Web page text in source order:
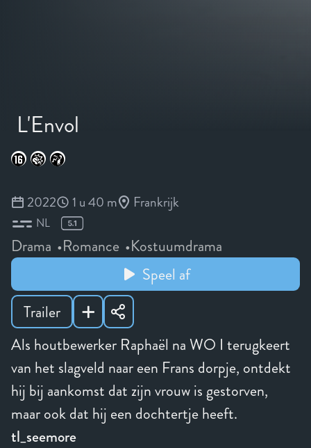
L'Envol
Als houtbewerker Raphaël na WO I terugkeert
van het slagveld naar een Frans dorpje, ontdekt
hij bij aankomst dat zijn vrouw is gestorven,
maar ook dat hij een dochtertje heeft.
tl_seemore
2022 1 u 40 m Frankrijk
NL
Drama Romance
Kostuumdrama
Speel af
Trailer